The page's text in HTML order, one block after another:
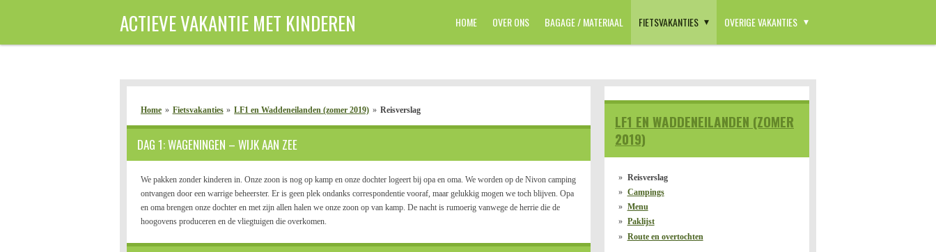
ACTIEVE VAKANTIE MET KINDEREN HOME OVER ONS BAGAGE / MATERIAAL FIETSVAKANTIES OVERIGE VAKANTIES
Home » Fietsvakanties » LF1 en Waddeneilanden (zomer 2019) » Reisverslag
DAG 1: WAGENINGEN – WIJK AAN ZEE
We pakken zonder kinderen in. Onze zoon is nog op kamp en onze dochter logeert bij opa en oma. We worden op de Nivon camping
ontvangen door een warrige beheerster. Er is geen plek ondanks correspondentie vooraf, maar gelukkig mogen we toch blijven. Opa
en oma brengen onze dochter en met zijn allen halen we onze zoon op van kamp. De nacht is rumoerig vanwege de herrie die de
hoogovens produceren en de vliegtuigen die overkomen.
LF1 EN WADDENEILANDEN (ZOMER
2019)
Reisverslag
Campings
Menu
Paklijst
Route en overtochten